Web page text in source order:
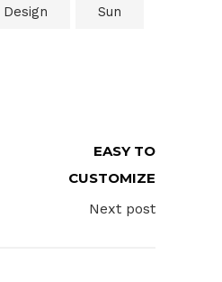
Design Sun
EASY TO
CUSTOMIZE
Next post